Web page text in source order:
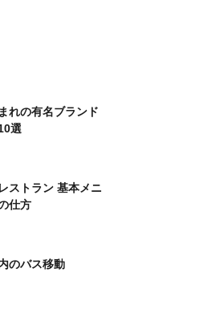
れの有名ブランド
選
ストラン 基本メニ
仕方
のバス移動